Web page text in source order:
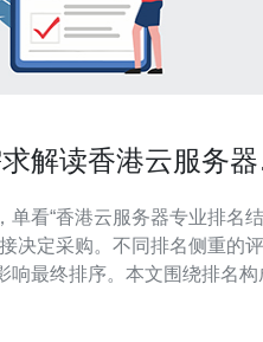
解读香港云服务器
单看“香港云服务器专业排名
决定采购。不同排名侧重的
响最终排序。本文围绕排名构
排名结果转化为业务可用的选